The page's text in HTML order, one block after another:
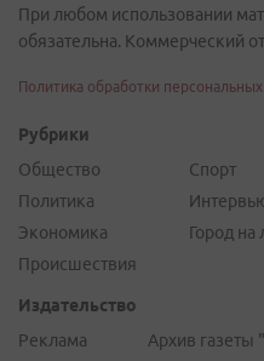
При любом использовании
обязательна. Коммерческий
Политика обработки
Рубрики
Общество
Политика
Экономика
Происшествия
Спорт
Город на
Издательство
Реклама
Архив газеты